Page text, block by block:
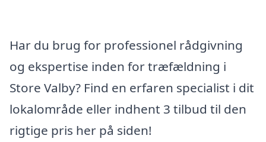
Har du brug for professionel rådgivning
og ekspertise inden for træfældning i
Store Valby? Find en erfaren specialist i dit
lokalområde eller indhent 3 tilbud til den
rigtige pris her på siden!